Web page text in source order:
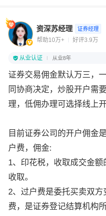
资深苏经理 证券经理
帮助10万+ 好评3.9万
从业认证 从业8年
证券交易佣金默认万三，
同协商决定，炒股开户需
理，低佣办理可选择线上开
目前证券公司的开户佣金
户费，佣金:
1、印花税，收取成交金
收取。
2、过户费是委托买卖双
费，是证券登记结算机构